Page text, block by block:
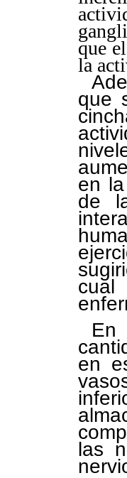
que
la
que
en
de
cual
En
en
las